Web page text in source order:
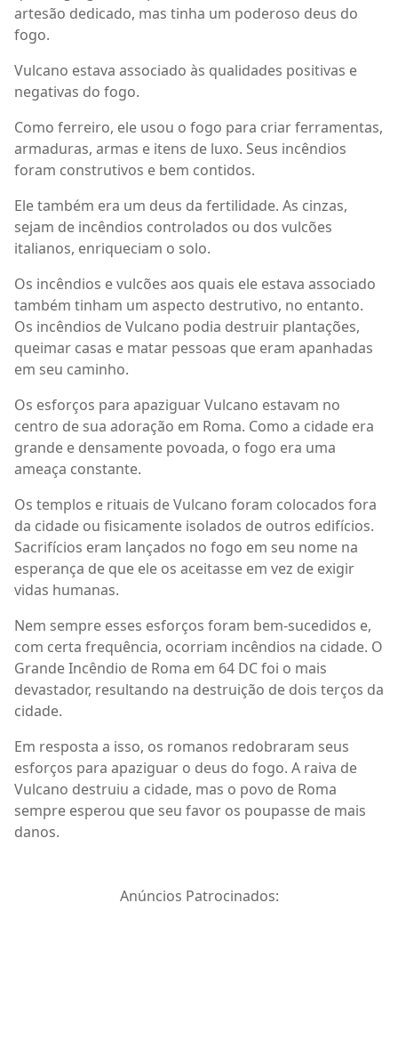
artesão dedicado, mas tinha um poderoso deus do
fogo.
Vulcano estava associado às qualidades positivas e
negativas do fogo.
Como ferreiro, ele usou o fogo para criar ferramentas,
armaduras, armas e itens de luxo. Seus incêndios
foram construtivos e bem contidos.
Ele também era um deus da fertilidade. As cinzas,
sejam de incêndios controlados ou dos vulcões
italianos, enriqueciam o solo.
Os incêndios e vulcões aos quais ele estava associado
também tinham um aspecto destrutivo, no entanto.
Os incêndios de Vulcano podia destruir plantações,
queimar casas e matar pessoas que eram apanhadas
em seu caminho.
Os esforços para apaziguar Vulcano estavam no
centro de sua adoração em Roma. Como a cidade era
grande e densamente povoada, o fogo era uma
ameaça constante.
Os templos e rituais de Vulcano foram colocados fora
da cidade ou fisicamente isolados de outros edifícios.
Sacrifícios eram lançados no fogo em seu nome na
esperança de que ele os aceitasse em vez de exigir
vidas humanas.
Nem sempre esses esforços foram bem-sucedidos e,
com certa frequência, ocorriam incêndios na cidade. O
Grande Incêndio de Roma em 64 DC foi o mais
devastador, resultando na destruição de dois terços da
cidade.
Em resposta a isso, os romanos redobraram seus
esforços para apaziguar o deus do fogo. A raiva de
Vulcano destruiu a cidade, mas o povo de Roma
sempre esperou que seu favor os poupasse de mais
danos.
Anúncios Patrocinados: